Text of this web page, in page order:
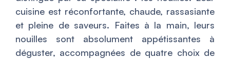
cuisine est réconfortante, chaude, rassasiante
et pleine de saveurs. Faites à la main, leurs
nouilles sont absolument appétissantes à
déguster, accompagnées de quatre choix de